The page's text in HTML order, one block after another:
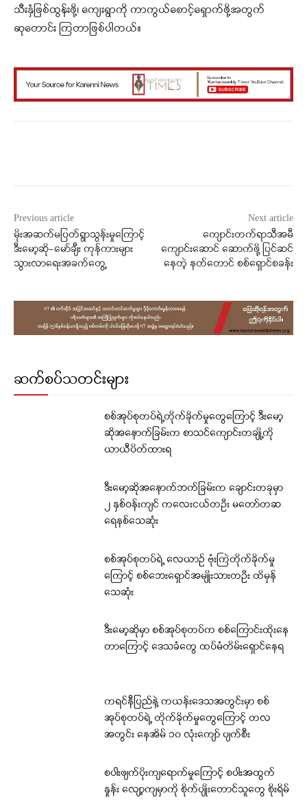
သီးနှံဖြစ်ထွန်းဖို့၊ ကျေးရွာကို ကာကွယ်စောင့်ရှောက်ဖို့အတွက်
ဆုတောင်း ကြတာဖြစ်ပါတယ်။
Previous article
မိုးအဆက်မပြတ်ရွာသွန်းမှုကြောင့်
ဒီးမော့ဆို-မော်ချီး ကုန်ကားများ
သွားလာရေးအခက်တွေ့
Next article
ကျောင်းတက်ရာသီအမီ
ကျောင်းဆောင် ဆောက်ဖို့ ပြင်ဆင်
နေတဲ့ နတ်တောင် စစ်ရှောင်စခန်း
ဆက်စပ်သတင်းများ
စစ်အုပ်စုတပ်ရဲ့တိုက်ခိုက်မှုတွေကြောင့် ဒီးမော့
ဆိုအနောက်ခြမ်းက စာသင်ကျောင်းတချို့ကို
ယာယီပိတ်ထားရ
ဒီးမော့ဆိုအနောက်ဘက်ခြမ်းက ချောင်းတခုမှာ
၂ နှစ်ဝန်းကျင် ကလေးငယ်တဦး မတော်တဆ
ရေနစ်သေဆုံး
စစ်အုပ်စုတပ်ရဲ့ လေယာဉ် ဗုံးကြဲတိုက်ခိုက်မှု
ကြောင့် စစ်ဘေးရှောင်အမျိုးသားတဦး ထိမှန်
သေဆုံး
ဒီးမော့ဆိုမှာ စစ်အုပ်စုတပ်က စစ်ကြောင်းထိုးနေ
တာကြောင့် ဒေသခံတွေ ထပ်မံတိမ်းရှောင်နေရ
ကရင်နီပြည်နဲ့ ကယန်းဒေသအတွင်းမှာ စစ်
အုပ်စုတပ်ရဲ့ တိုက်ခိုက်မှုတွေကြောင့် တလ
အတွင်း နေအိမ် ၁၀ လုံးကျော် ပျက်စီး
စပါးဖျက်ပိုးကျရောက်မှုကြောင့် စပါးအထွက်
နှုန်း လျော့ကျမှာကို စိုက်ပျိုးတောင်သူတွေ စိုးရိမ်